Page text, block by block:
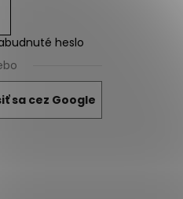
heslo
sa cez Google